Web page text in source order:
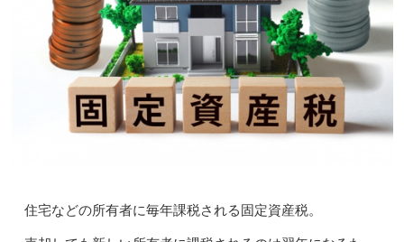
住宅などの所有者に毎年課税される固定資産税。